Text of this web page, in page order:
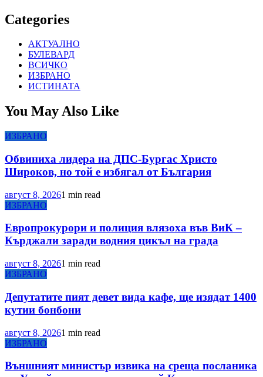
Categories
АКТУАЛНО
БУЛЕВАРД
ВСИЧКО
ИЗБРАНО
ИСТИНАТА
You May Also Like
ИЗБРАНО
Обвиниха лидера на ДПС-Бургас Христо
Широков, но той е избягал от България
август 8, 20261 min read
ИЗБРАНО
Европрокурори и полиция влязоха във ВиК –
Кърджали заради водния цикъл на града
август 8, 20261 min read
ИЗБРАНО
Депутатите пият девет вида кафе, ще изядат 1400
кутии бонбони
август 8, 20261 min read
ИЗБРАНО
Външният министър извика на среща посланика